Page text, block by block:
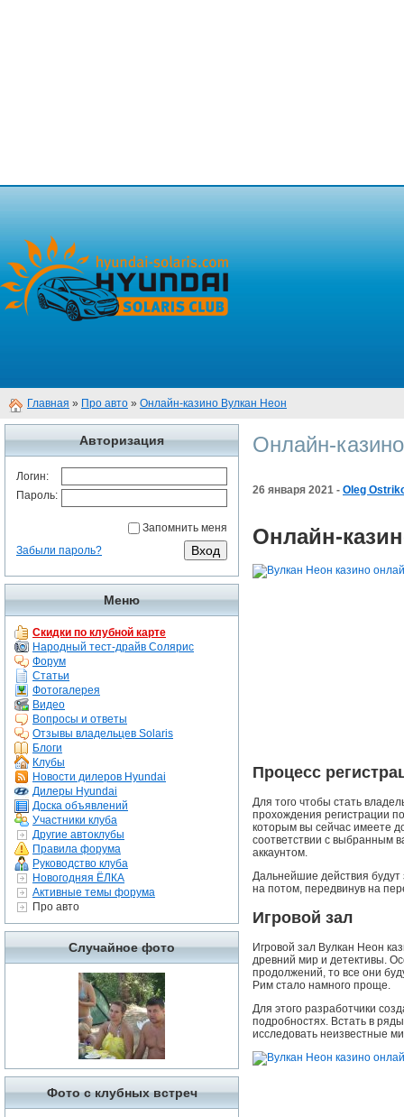
Главная » Про авто » Онлайн-казино Вулкан Неон
Авторизация
Логин:
Пароль:
Запомнить меня
Забыли пароль?
Меню
Скидки по клубной карте
Народный тест-драйв Солярис
Форум
Статьи
Фотогалерея
Видео
Вопросы и ответы
Отзывы владельцев Solaris
Блоги
Клубы
Новости дилеров Hyundai
Дилеры Hyundai
Доска объявлений
Участники клуба
Другие автоклубы
Правила форума
Руководство клуба
Новогодняя ЁЛКА
Активные темы форума
Про авто
Случайное фото
Фото с клубных встреч
Онлайн-
26 января 2021 - Oleg
Онлайн-
Процесс
Для того чтобы стать
прохождения регистрации
которым вы сейчас имеете
соответствии с выбранным
аккаунтом.
Дальнейшие действия
на потом, передвинув на
Игровой зал
Игровой зал Вулкан Неон
древний мир и детективы.
продолжений, то все они
Рим стало намного проще.
Для этого разработчики
подробностях. Встать в
исследовать неизвестные